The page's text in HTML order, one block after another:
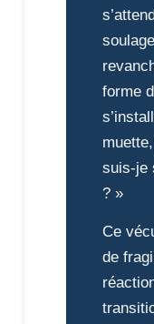
forme
suis-je
? »
Ce
de